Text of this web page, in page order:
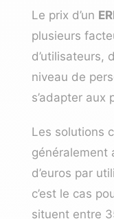
Le prix d’un
plusieurs
d’utilisateurs,
niveau de
s’adapter aux
Les solutions
généralement
d’euros par
c’est le cas
situent entre